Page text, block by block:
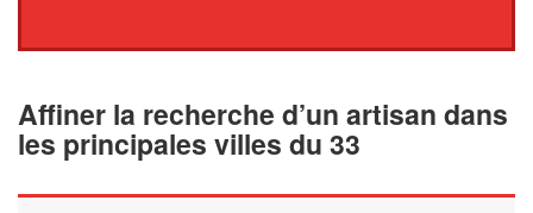
Affiner la recherche d’un artisan dans
les principales villes du 33